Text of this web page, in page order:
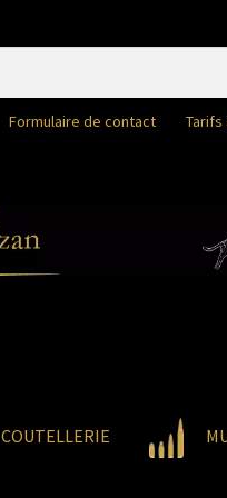
Formulaire de contact Tarifs
COUTELLERIE